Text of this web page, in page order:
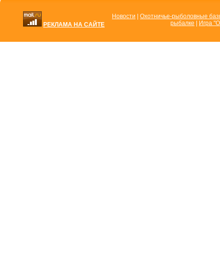
РЕКЛАМА НА САЙТЕ
Новости
Охотничье-рыболовные
рыбалке
Игра